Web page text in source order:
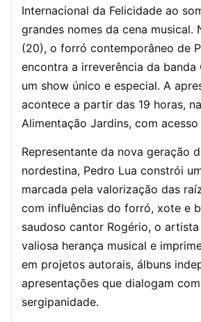
Internacional da Felicidade ao
grandes nomes da cena musical.
(20), o forró contemporâneo de
encontra a irreverência da banda
um show único e especial. A
acontece a partir das 19 horas,
Alimentação Jardins, com
Representante da nova geração
nordestina, Pedro Lua constrói
marcada pela valorização das
com influências do forró, xote e
saudoso cantor Rogério, o
valiosa herança musical e
em projetos autorais, álbuns
apresentações que dialogam
sergipanidade.